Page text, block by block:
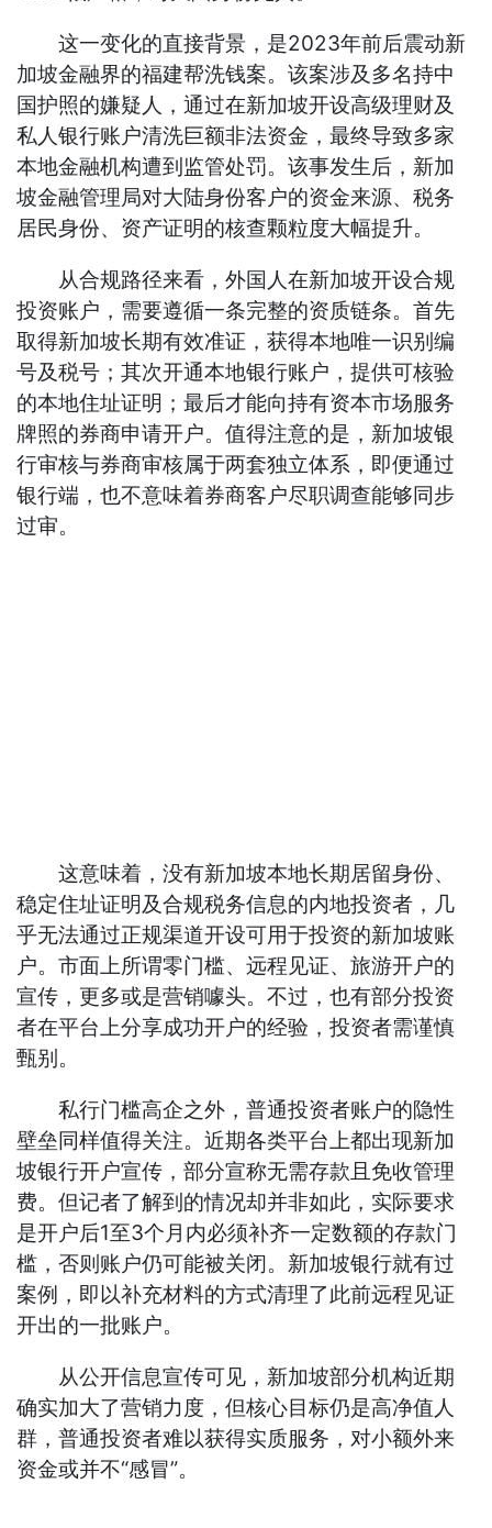
这一变化的直接背景，是2023年前后震动新
加坡金融界的福建帮洗钱案。该案涉及多名持中
国护照的嫌疑人，通过在新加坡开设高级理财及
私人银行账户清洗巨额非法资金，最终导致多家
本地金融机构遭到监管处罚。该事发生后，新加
坡金融管理局对大陆身份客户的资金来源、税务
居民身份、资产证明的核查颗粒度大幅提升。
从合规路径来看，外国人在新加坡开设合规
投资账户，需要遵循一条完整的资质链条。首先
取得新加坡长期有效准证，获得本地唯一识别编
号及税号；其次开通本地银行账户，提供可核验
的本地住址证明；最后才能向持有资本市场服务
牌照的券商申请开户。值得注意的是，新加坡银
行审核与券商审核属于两套独立体系，即便通过
银行端，也不意味着券商客户尽职调查能够同步
过审。
这意味着，没有新加坡本地长期居留身份、
稳定住址证明及合规税务信息的内地投资者，几
乎无法通过正规渠道开设可用于投资的新加坡账
户。市面上所谓零门槛、远程见证、旅游开户的
宣传，更多或是营销噱头。不过，也有部分投资
者在平台上分享成功开户的经验，投资者需谨慎
甄别。
私行门槛高企之外，普通投资者账户的隐性
壁垒同样值得关注。近期各类平台上都出现新加
坡银行开户宣传，部分宣称无需存款且免收管理
费。但记者了解到的情况却并非如此，实际要求
是开户后1至3个月内必须补齐一定数额的存款门
槛，否则账户仍可能被关闭。新加坡银行就有过
案例，即以补充材料的方式清理了此前远程见证
开出的一批账户。
从公开信息宣传可见，新加坡部分机构近期
确实加大了营销力度，但核心目标仍是高净值人
群，普通投资者难以获得实质服务，对小额外来
资金或并不“感冒”。